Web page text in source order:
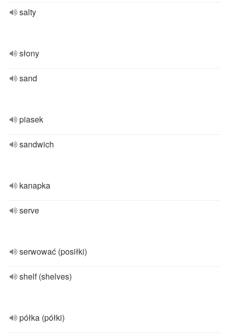
salty
słony
sand
piasek
sandwich
kanapka
serve
serwować (posiłki)
shelf (shelves)
półka (półki)